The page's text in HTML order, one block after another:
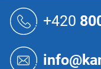
+420